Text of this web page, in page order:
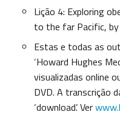
Lição 4: Exploring
to the far Pacific,
Estas e todas as
‘Howard Hughes
visualizadas online
DVD. A transcrição
‘download’. Ver